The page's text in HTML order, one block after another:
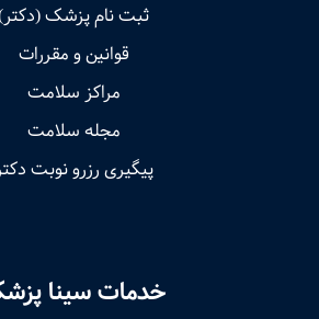
ثبت نام پزشک
قوانین و مقررات
مراکز سلامت
مجله سلامت
پیگیری رزرو نوبت
خدمات سینا